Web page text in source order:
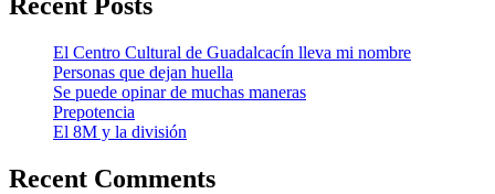
El Centro Cultural de Guadalcacín lleva mi nombre
Personas que dejan huella
Se puede opinar de muchas maneras
Prepotencia
El 8M y la división
Recent Comments